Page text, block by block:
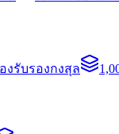
งรับรองกงสุล